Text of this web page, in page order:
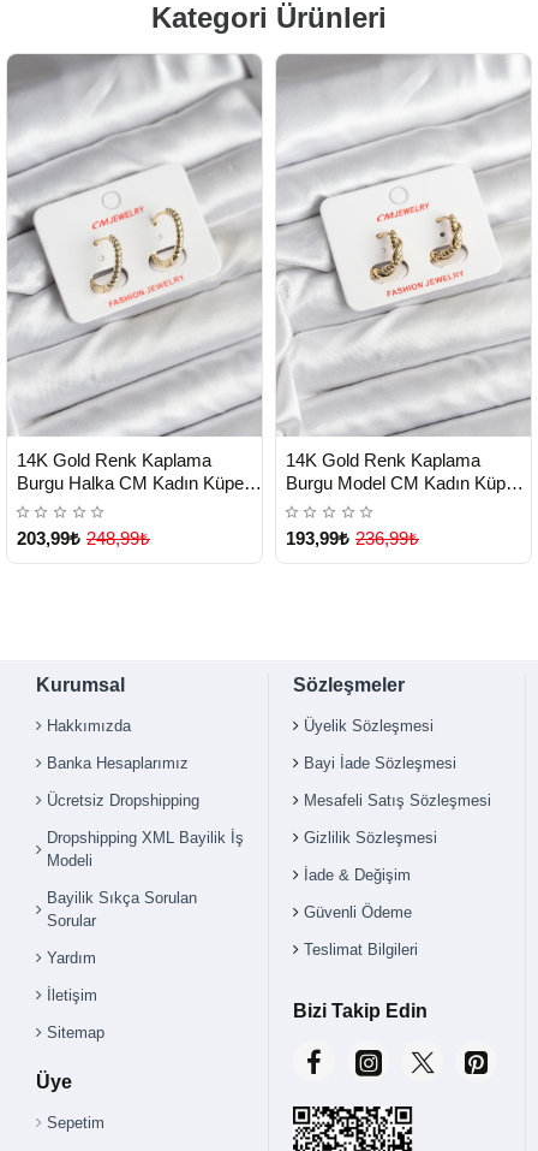
Kategori Ürünleri
TESLİMAT
14K Gold Renk Kaplama
Burgu Halka CM Kadın Küpe -
Lisinya
203,99₺ 248,99₺
TESLİMAT
14K Gold Renk Kaplama
Burgu Model CM Kadın Küpe -
Lisinya
193,99₺ 236,99₺
Kurumsal
Hakkımızda
Banka Hesaplarımız
Ücretsiz Dropshipping
Dropshipping XML Bayilik İş
Modeli
Bayilik Sıkça Sorulan
Sorular
Yardım
İletişim
Sitemap
Üye
Sepetim
Sözleşmeler
Üyelik Sözleşmesi
Bayi İade Sözleşmesi
Mesafeli Satış Sözleşmesi
Gizlilik Sözleşmesi
İade & Değişim
Güvenli Ödeme
Teslimat Bilgileri
Bizi Takip Edin